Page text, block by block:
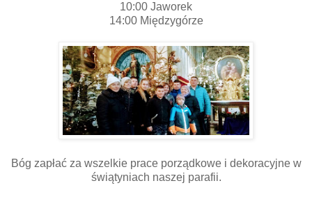
10:00 Jaworek
14:00 Międzygórze
Bóg zapłać za wszelkie prace porządkowe i dekoracyjne w
świątyniach naszej parafii.